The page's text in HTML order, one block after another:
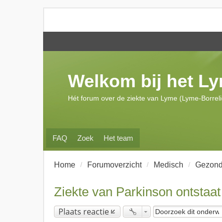
FAQ Zoek Het team
Welkom bij het
Hét forum over de ziekte van Lyme (Lyme-
Home Forumoverzicht Medisch
Ziekte van Parkinson
Plaats reactie